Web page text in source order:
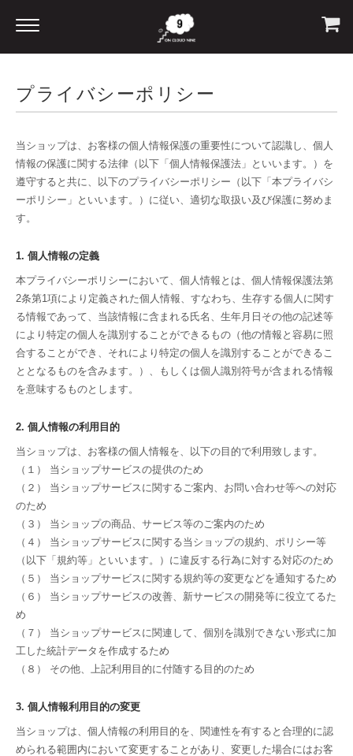
プライバシーポリシー
当ショップは、お客様の個人情報保護の重要性について認識し、個人
情報の保護に関する法律（以下「個人情報保護法」といいます。）を
遵守すると共に、以下のプライバシーポリシー（以下「本プライバシ
ーポリシー」といいます。）に従い、適切な取扱い及び保護に努めま
す。
1. 個人情報の定義
本プライバシーポリシーにおいて、個人情報とは、個人情報保護法第
2条第1項により定義された個人情報、すなわち、生存する個人に関す
る情報であって、当該情報に含まれる氏名、生年月日その他の記述等
により特定の個人を識別することができるもの（他の情報と容易に照
合することができ、それにより特定の個人を識別することができるこ
ととなるものを含みます。）、もしくは個人識別符号が含まれる情報
を意味するものとします。
2. 個人情報の利用目的
当ショップは、お客様の個人情報を、以下の目的で利用致します。
（１） 当ショップサービスの提供のため
（２） 当ショップサービスに関するご案内、お問い合わせ等への対応
のため
（３） 当ショップの商品、サービス等のご案内のため
（４） 当ショップサービスに関する当ショップの規約、ポリシー等
（以下「規約等」といいます。）に違反する行為に対する対応のため
（５） 当ショップサービスに関する規約等の変更などを通知するため
（６） 当ショップサービスの改善、新サービスの開発等に役立てるた
め
（７） 当ショップサービスに関連して、個別を識別できない形式に加
工した統計データを作成するため
（８） その他、上記利用目的に付随する目的のため
3. 個人情報利用目的の変更
当ショップは、個人情報の利用目的を、関連性を有すると合理的に認
められる範囲内において変更することがあり、変更した場合にはお客